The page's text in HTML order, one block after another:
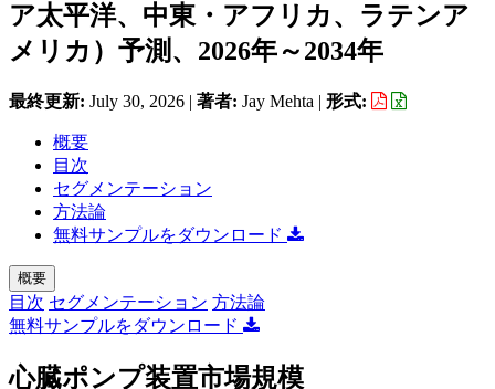
ア太平洋、中東・アフリカ、ラテンア
メリカ）予測、2026年～2034年
最終更新: July 30, 2026 | 著者: Jay Mehta | 形式:
概要
目次
セグメンテーション
方法論
無料サンプルをダウンロード
概要
目次 セグメンテーション 方法論
無料サンプルをダウンロード
心臓ポンプ装置市場規模